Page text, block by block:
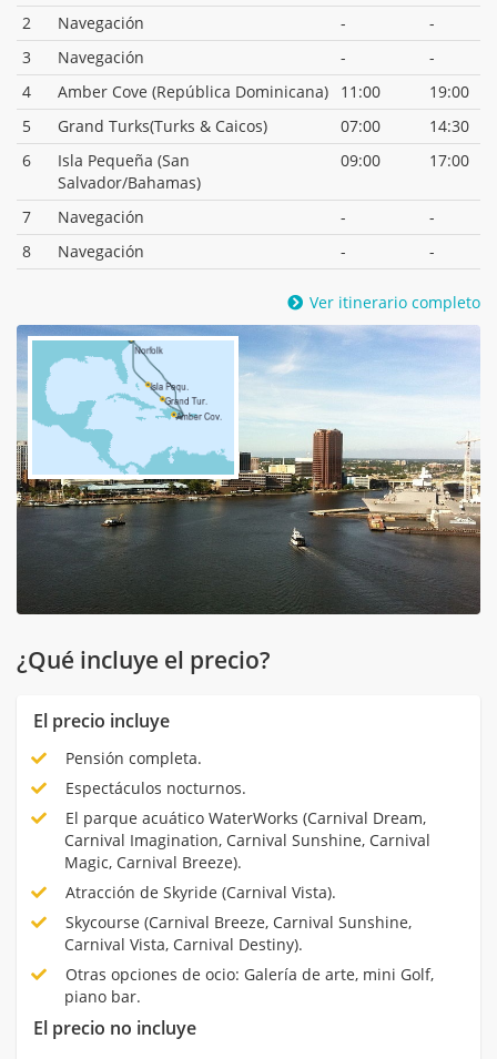
2
Navegación -
-
3
Navegación -
-
4
Amber Cove (República Dominicana) 11:00
19:00
5
Grand Turks(Turks & Caicos) 07:00
14:30
6
Isla Pequeña (San
Salvador/Bahamas)
09:00 17:00
7 Navegación -
-
8
Navegación - -
Ver itinerario completo
¿Qué incluye el precio?
El precio incluye
Pensión completa.
Espectáculos nocturnos.
El parque acuático WaterWorks (Carnival Dream,
Carnival Imagination, Carnival Sunshine, Carnival
Magic, Carnival Breeze).
Atracción de Skyride (Carnival Vista).
Skycourse (Carnival Breeze, Carnival Sunshine,
Carnival Vista, Carnival Destiny).
Otras opciones de ocio: Galería de arte, mini Golf,
piano bar.
El precio no incluye